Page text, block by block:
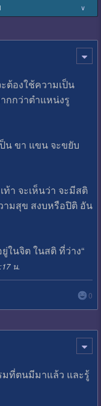
∨
ต้องใช้ความเป็น
กกว่าตำแหน่งรู
น ขา แขน จะขยับ
า จะเห็นว่า จะมีสติ
ามสุข สงบหรือปิติ อัน
ในจิต ในสติ ที่ว่าง“
น.
0
มที่ตนมีมาแล้ว และรู้